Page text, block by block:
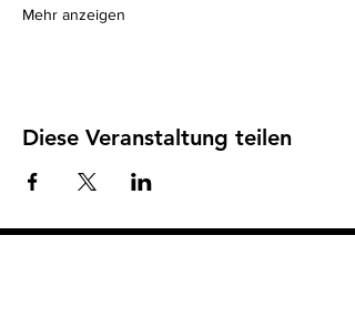
Mehr anzeigen
Diese Veranstaltung teilen